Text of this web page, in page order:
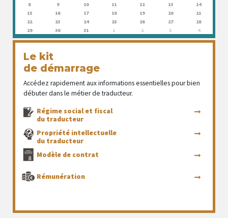
8
9 10 11 12 13
14
15
16 17 18 19 20
21
22
23 24 25 26 27
28
29
30 31 1 2 3 4
Le kit
de démarrage
Accédez rapidement aux informations essentielles pour bien
débuter dans le métier de traducteur.
Régime social et fiscal
du traducteur
Propriété intellectuelle
du traducteur
Modèle de contrat
Rémunération